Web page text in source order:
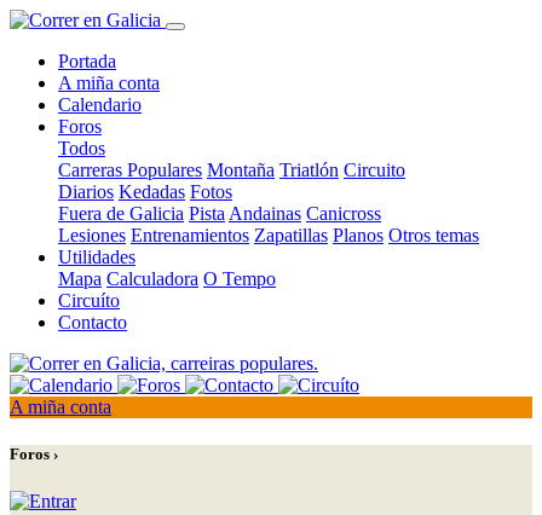
Portada
A miña conta
Calendario
Foros
Todos
Carreras Populares Montaña Triatlón Circuito
Diarios Kedadas Fotos
Fuera de Galicia Pista Andainas Canicross
Lesiones Entrenamientos Zapatillas Planos Otros temas
Utilidades
Mapa Calculadora O Tempo
Circuíto
Contacto
A miña conta
Foros ›